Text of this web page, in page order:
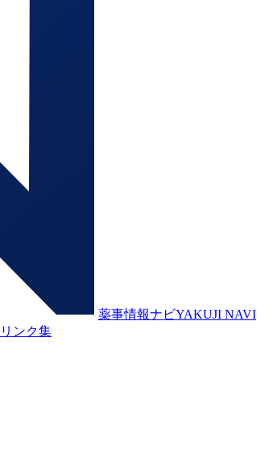
薬事情報ナビYAKUJI NAVI
リンク集